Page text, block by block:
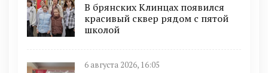
В брянских Клинцах появился
красивый сквер рядом с пятой
школой
6 августа 2026, 16:05